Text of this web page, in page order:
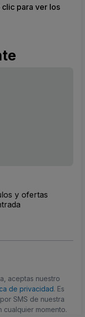
para ver los
y ofertas
aceptas nuestro
de privacidad. Es
SMS de nuestra
momento.